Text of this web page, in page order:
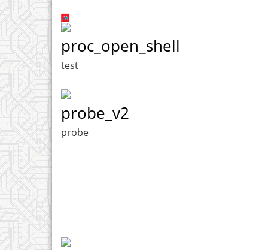
proc_open_shell
test
probe_v2
probe